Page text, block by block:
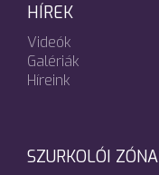
HÍREK
Videók
Galériák
Híreink
SZURKOLÓI ZÓNA